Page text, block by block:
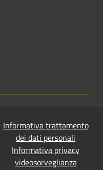
Informativa trattamento
dei dati personali
Informativa privacy
videosorveglianza